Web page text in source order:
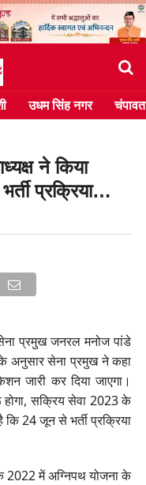
उधम सिंह नगर चंपावत
ने किया
प्रक्रिया…
प्रमुख जनरल मनोज पांडे
के अनुसार सेना प्रमुख ने कहा
जारी कर दिया जाएगा।
सक्रिय सेवा 2023 के
कि 24 जून से भर्ती प्रक्रिया
2022 में अग्निपथ योजना के